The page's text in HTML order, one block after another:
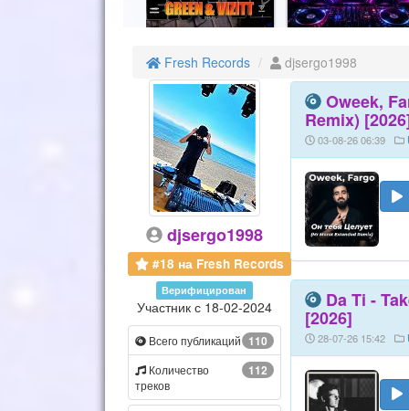
Fresh Records djsergo1998
djsergo1998
#18 на Fresh Records
Верифицирован
Участник с 18-02-2024
110
Всего публикаций
112
Количество
треков
Oweek,
Remix)
03-08-26 06:39
Da Ti -
[2026]
28-07-26 15:42